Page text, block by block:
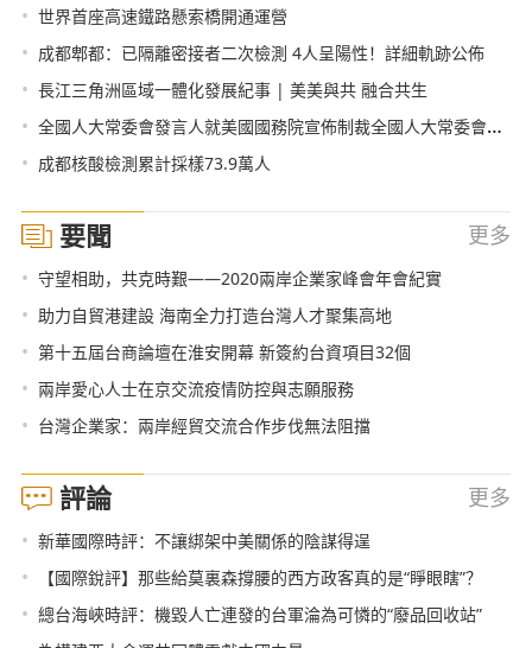
• 世界首座高速鐵路懸索橋開通運營
• 成都郫都：已隔離密接者二次檢測 4人呈陽性！詳細軌跡公佈
• 長江三角洲區域一體化發展紀事 | 美美與共 融合共生
• 全國人大常委會發言人就美國國務院宣佈制裁全國人大常委會副委員長髮表談話
• 成都核酸檢測累計採樣73.9萬人
要聞 更多
• 守望相助，共克時艱——2020兩岸企業家峰會年會紀實
• 助力自貿港建設 海南全力打造台灣人才聚集高地
• 第十五屆台商論壇在淮安開幕 新簽約台資項目32個
• 兩岸愛心人士在京交流疫情防控與志願服務
• 台灣企業家：兩岸經貿交流合作步伐無法阻擋
評論 更多
• 新華國際時評：不讓綁架中美關係的陰謀得逞
• 【國際銳評】那些給莫裏森撐腰的西方政客真的是“睜眼瞎”？
• 總台海峽時評：機毀人亡連發的台軍淪為可憐的“廢品回收站”